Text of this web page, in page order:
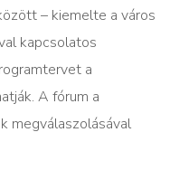
– kiemelte a város
kapcsolatos
a
A fórum a
megválaszolásával